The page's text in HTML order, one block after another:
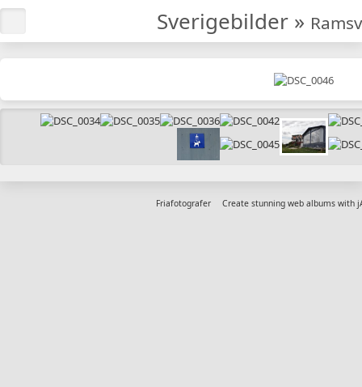
Sverigebilder »
Friafotografer Create stunning web albums with